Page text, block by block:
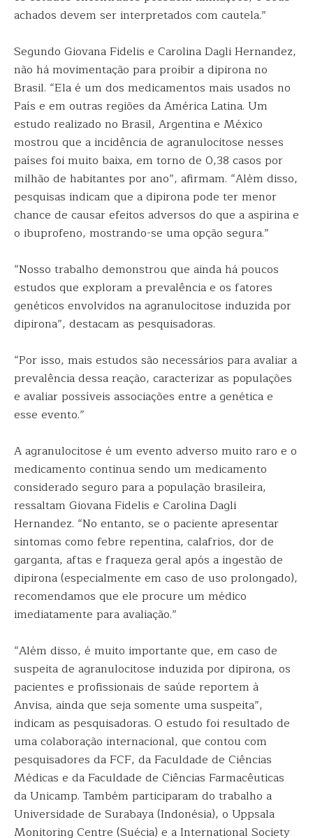
achados devem ser interpretados com cautela.”
Segundo Giovana Fidelis e Carolina Dagli Hernandez,
não há movimentação para proibir a dipirona no
Brasil. “Ela é um dos medicamentos mais usados no
País e em outras regiões da América Latina. Um
estudo realizado no Brasil, Argentina e México
mostrou que a incidência de agranulocitose nesses
países foi muito baixa, em torno de 0,38 casos por
milhão de habitantes por ano”, afirmam. “Além disso,
pesquisas indicam que a dipirona pode ter menor
chance de causar efeitos adversos do que a aspirina e
o ibuprofeno, mostrando-se uma opção segura.”
“Nosso trabalho demonstrou que ainda há poucos
estudos que exploram a prevalência e os fatores
genéticos envolvidos na agranulocitose induzida por
dipirona”, destacam as pesquisadoras.
“Por isso, mais estudos são necessários para avaliar a
prevalência dessa reação, caracterizar as populações
e avaliar possíveis associações entre a genética e
esse evento.”
A agranulocitose é um evento adverso muito raro e o
medicamento continua sendo um medicamento
considerado seguro para a população brasileira,
ressaltam Giovana Fidelis e Carolina Dagli
Hernandez. “No entanto, se o paciente apresentar
sintomas como febre repentina, calafrios, dor de
garganta, aftas e fraqueza geral após a ingestão de
dipirona (especialmente em caso de uso prolongado),
recomendamos que ele procure um médico
imediatamente para avaliação.”
“Além disso, é muito importante que, em caso de
suspeita de agranulocitose induzida por dipirona, os
pacientes e profissionais de saúde reportem à
Anvisa, ainda que seja somente uma suspeita”,
indicam as pesquisadoras. O estudo foi resultado de
uma colaboração internacional, que contou com
pesquisadores da FCF, da Faculdade de Ciências
Médicas e da Faculdade de Ciências Farmacêuticas
da Unicamp. Também participaram do trabalho a
Universidade de Surabaya (Indonésia), o Uppsala
Monitoring Centre (Suécia) e a International Society